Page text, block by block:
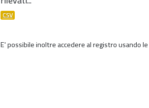
CSV
E' possibile inoltre accedere al registro usando le